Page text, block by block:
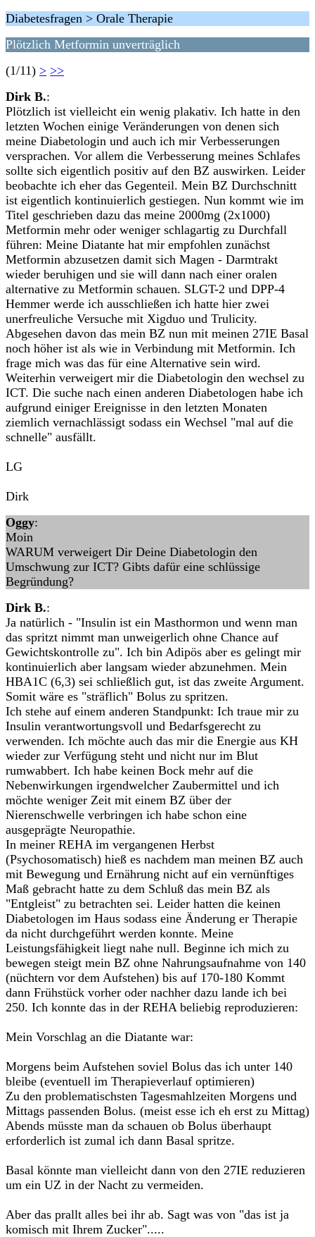
Diabetesfragen > Orale Therapie
Plötzlich Metformin unverträglich
(1/11) > >>
Dirk B.:
Plötzlich ist vielleicht ein wenig plakativ. Ich hatte in den
letzten Wochen einige Veränderungen von denen sich
meine Diabetologin und auch ich mir Verbesserungen
versprachen. Vor allem die Verbesserung meines Schlafes
sollte sich eigentlich positiv auf den BZ auswirken. Leider
beobachte ich eher das Gegenteil. Mein BZ Durchschnitt
ist eigentlich kontinuierlich gestiegen. Nun kommt wie im
Titel geschrieben dazu das meine 2000mg (2x1000)
Metformin mehr oder weniger schlagartig zu Durchfall
führen: Meine Diatante hat mir empfohlen zunächst
Metformin abzusetzen damit sich Magen - Darmtrakt
wieder beruhigen und sie will dann nach einer oralen
alternative zu Metformin schauen. SLGT-2 und DPP-4
Hemmer werde ich ausschließen ich hatte hier zwei
unerfreuliche Versuche mit Xigduo und Trulicity.
Abgesehen davon das mein BZ nun mit meinen 27IE Basal
noch höher ist als wie in Verbindung mit Metformin. Ich
frage mich was das für eine Alternative sein wird.
Weiterhin verweigert mir die Diabetologin den wechsel zu
ICT. Die suche nach einen anderen Diabetologen habe ich
aufgrund einiger Ereignisse in den letzten Monaten
ziemlich vernachlässigt sodass ein Wechsel "mal auf die
schnelle" ausfällt.
LG
Dirk
Oggy:
Moin
WARUM verweigert Dir Deine Diabetologin den
Umschwung zur ICT? Gibts dafür eine schlüssige
Begründung?
Dirk B.:
Ja natürlich - "Insulin ist ein Masthormon und wenn man
das spritzt nimmt man unweigerlich ohne Chance auf
Gewichtskontrolle zu". Ich bin Adipös aber es gelingt mir
kontinuierlich aber langsam wieder abzunehmen. Mein
HBA1C (6,3) sei schließlich gut, ist das zweite Argument.
Somit wäre es "sträflich" Bolus zu spritzen.
Ich stehe auf einem anderen Standpunkt: Ich traue mir zu
Insulin verantwortungsvoll und Bedarfsgerecht zu
verwenden. Ich möchte auch das mir die Energie aus KH
wieder zur Verfügung steht und nicht nur im Blut
rumwabbert. Ich habe keinen Bock mehr auf die
Nebenwirkungen irgendwelcher Zaubermittel und ich
möchte weniger Zeit mit einem BZ über der
Nierenschwelle verbringen ich habe schon eine
ausgeprägte Neuropathie.
In meiner REHA im vergangenen Herbst
(Psychosomatisch) hieß es nachdem man meinen BZ auch
mit Bewegung und Ernährung nicht auf ein vernünftiges
Maß gebracht hatte zu dem Schluß das mein BZ als
"Entgleist" zu betrachten sei. Leider hatten die keinen
Diabetologen im Haus sodass eine Änderung er Therapie
da nicht durchgeführt werden konnte. Meine
Leistungsfähigkeit liegt nahe null. Beginne ich mich zu
bewegen steigt mein BZ ohne Nahrungsaufnahme von 140
(nüchtern vor dem Aufstehen) bis auf 170-180 Kommt
dann Frühstück vorher oder nachher dazu lande ich bei
250. Ich konnte das in der REHA beliebig reproduzieren:
Mein Vorschlag an die Diatante war:
Morgens beim Aufstehen soviel Bolus das ich unter 140
bleibe (eventuell im Therapieverlauf optimieren)
Zu den problematischsten Tagesmahlzeiten Morgens und
Mittags passenden Bolus. (meist esse ich eh erst zu Mittag)
Abends müsste man da schauen ob Bolus überhaupt
erforderlich ist zumal ich dann Basal spritze.
Basal könnte man vielleicht dann von den 27IE reduzieren
um ein UZ in der Nacht zu vermeiden.
Aber das prallt alles bei ihr ab. Sagt was von "das ist ja
komisch mit Ihrem Zucker".....